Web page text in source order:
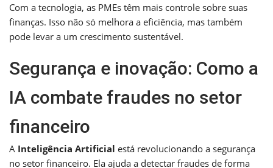
Com a tecnologia, as PMEs têm mais controle sobre suas
finanças. Isso não só melhora a eficiência, mas também
pode levar a um crescimento sustentável.
Segurança e inovação: Como a
IA combate fraudes no setor
financeiro
A Inteligência Artificial está revolucionando a segurança
no setor financeiro. Ela ajuda a detectar fraudes de forma